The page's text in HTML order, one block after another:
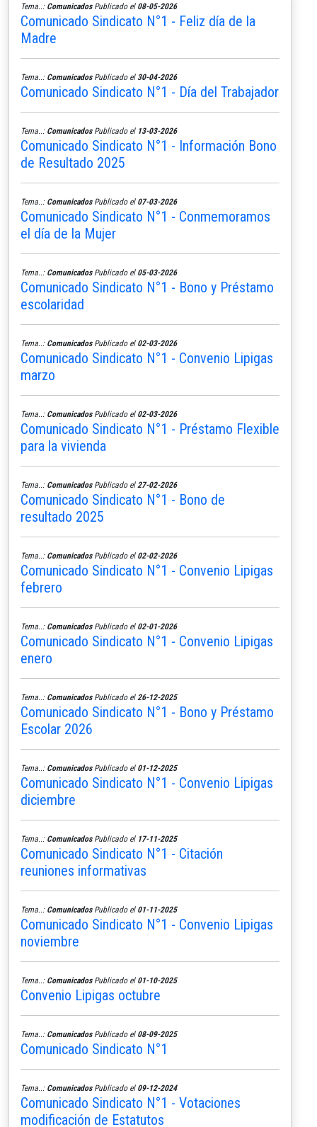
Tema..: ComunicadosPublicado el 08-05-2026
Comunicado Sindicato N°1 - Feliz día de la
Madre
Tema..: ComunicadosPublicado el 30-04-2026
Comunicado Sindicato N°1 - Día del Trabajador
Tema..: ComunicadosPublicado el 13-03-2026
Comunicado Sindicato N°1 - Información Bono
de Resultado 2025
Tema..: ComunicadosPublicado el 07-03-2026
Comunicado Sindicato N°1 - Conmemoramos
el día de la Mujer
Tema..: ComunicadosPublicado el 05-03-2026
Comunicado Sindicato N°1 - Bono y Préstamo
escolaridad
Tema..: ComunicadosPublicado el 02-03-2026
Comunicado Sindicato N°1 - Convenio Lipigas
marzo
Tema..: ComunicadosPublicado el 02-03-2026
Comunicado Sindicato N°1 - Préstamo Flexible
para la vivienda
Tema..: ComunicadosPublicado el 27-02-2026
Comunicado Sindicato N°1 - Bono de
resultado 2025
Tema..: ComunicadosPublicado el 02-02-2026
Comunicado Sindicato N°1 - Convenio Lipigas
febrero
Tema..: ComunicadosPublicado el 02-01-2026
Comunicado Sindicato N°1 - Convenio Lipigas
enero
Tema..: ComunicadosPublicado el 26-12-2025
Comunicado Sindicato N°1 - Bono y Préstamo
Escolar 2026
Tema..: ComunicadosPublicado el 01-12-2025
Comunicado Sindicato N°1 - Convenio Lipigas
diciembre
Tema..: ComunicadosPublicado el 17-11-2025
Comunicado Sindicato N°1 - Citación
reuniones informativas
Tema..: ComunicadosPublicado el 01-11-2025
Comunicado Sindicato N°1 - Convenio Lipigas
noviembre
Tema..: ComunicadosPublicado el 01-10-2025
Convenio Lipigas octubre
Tema..: ComunicadosPublicado el 08-09-2025
Comunicado Sindicato N°1
Tema..: ComunicadosPublicado el 09-12-2024
Comunicado Sindicato N°1 - Votaciones
modificación de Estatutos